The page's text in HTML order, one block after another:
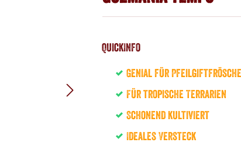
QuickInfo
Genial für Pfeilgiftfrösche
Für tropische Terrarien
Schonend kultiviert
Ideales Versteck